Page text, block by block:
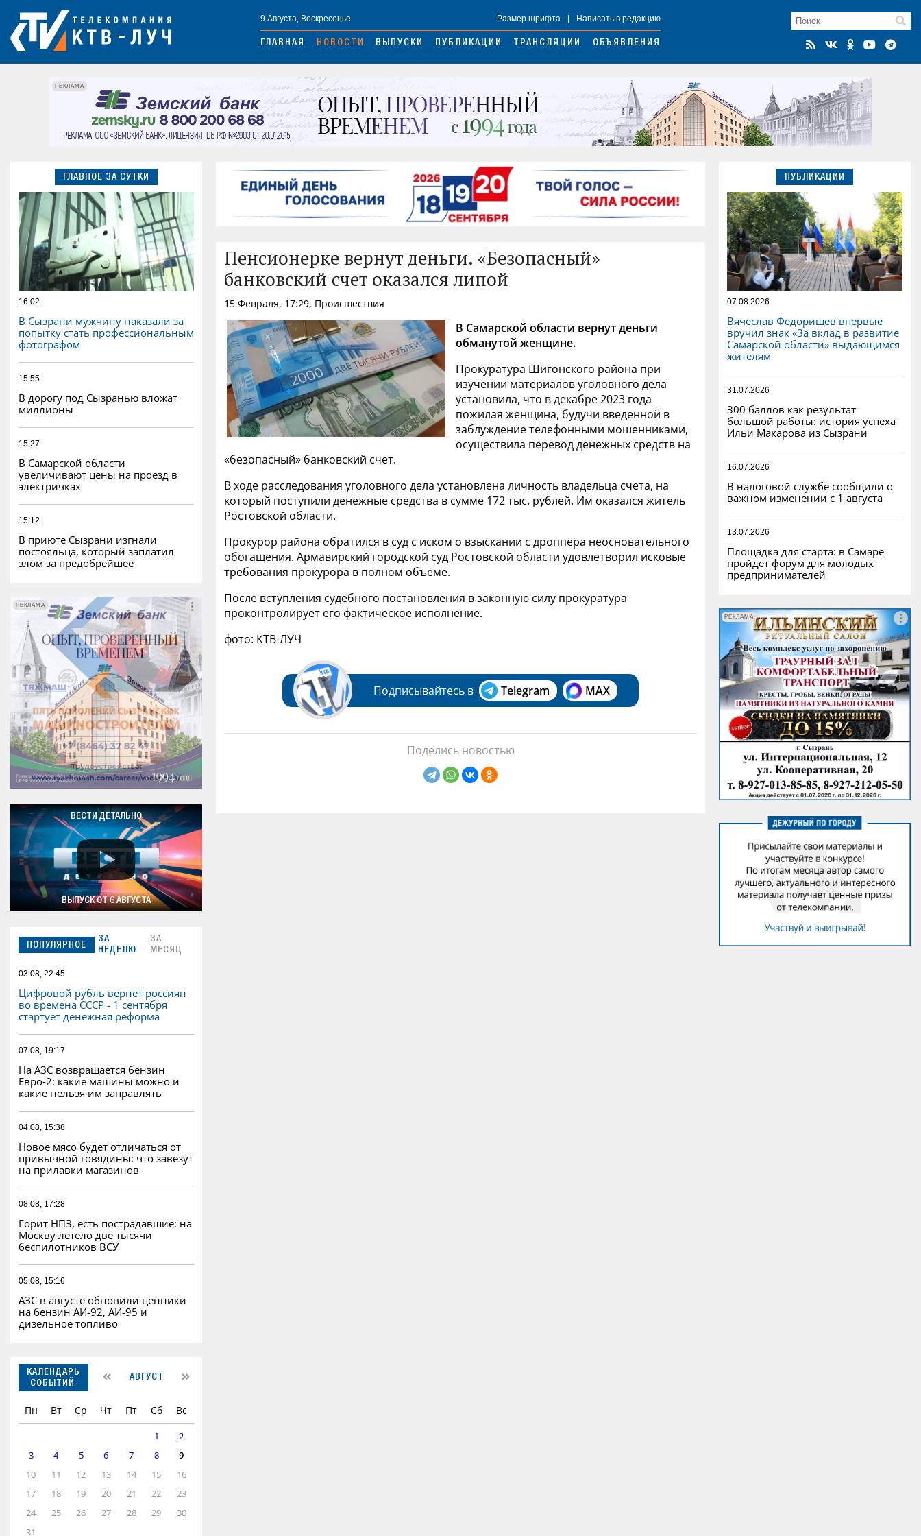
9 Августа, Воскресенье Размер шрифта Написать в редакцию
ГЛАВНАЯ НОВОСТИ ВЫПУСКИ ПУБЛИКАЦИИ ТРАНСЛЯЦИИ ОБЪЯВЛЕНИЯ
РЕКЛАМА
ГЛАВНОЕ ЗА СУТКИ
16:02
В Сызрани мужчину наказали за
попытку стать профессиональным
фотографом
15:55
В дорогу под Сызранью вложат
миллионы
15:27
В Самарской области
увеличивают цены на проезд в
электричках
15:12
В приюте Сызрани изгнали
постояльца, который заплатил
злом за предобрейшее
РЕКЛАМА
РЕКЛАМА
ВЕСТИ ДЕТАЛЬНО
ВЫПУСК ОТ 6 АВГУСТА
ПОПУЛЯРНОЕ
ЗА
НЕДЕЛЮ
ЗА
МЕСЯЦ
03.08, 22:45
Цифровой рубль вернет россиян
во времена СССР - 1 сентября
стартует денежная реформа
07.08, 19:17
На АЗС возвращается бензин
Евро‑2: какие машины можно и
какие нельзя им заправлять
04.08, 15:38
Новое мясо будет отличаться от
привычной говядины: что завезут
на прилавки магазинов
08.08, 17:28
Горит НПЗ, есть пострадавшие: на
Москву летело две тысячи
беспилотников ВСУ
05.08, 15:16
АЗС в августе обновили ценники
на бензин АИ-92, АИ-95 и
дизельное топливо
КАЛЕНДАРЬ
СОБЫТИЙ
АВГУСТ
Пн Вт Ср Чт Пт Сб Вс
1
2
3
4 5 6 7 8
9
10
11 12 13 14 15
16
17
18 19 20 21 22
23
24
25 26 27 28 29
30
31
Пенсионерке вернут деньги. «Безопасный»
банковский счет оказался липой
15 Февраля, 17:29, Происшествия
В Самарской области вернут деньги
обманутой женщине.
Прокуратура Шигонского района при
изучении материалов уголовного дела
установила, что в декабре 2023 года
пожилая женщина, будучи введенной в
заблуждение телефонными мошенниками,
осуществила перевод денежных средств на
«безопасный» банковский счет.
В ходе расследования уголовного дела установлена личность владельца счета, на
который поступили денежные средства в сумме 172 тыс. рублей. Им оказался житель
Ростовской области.
Прокурор района обратился в суд с иском о взыскании с дроппера неосновательного
обогащения. Армавирский городской суд Ростовской области удовлетворил исковые
требования прокурора в полном объеме.
После вступления судебного постановления в законную силу прокуратура
проконтролирует его фактическое исполнение.
фото: КТВ-ЛУЧ
Подписывайтесь в Telegram MAX
Поделись новостью
ПУБЛИКАЦИИ
07.08.2026
Вячеслав Федорищев впервые
вручил знак «За вклад в развитие
Самарской области» выдающимся
жителям
31.07.2026
300 баллов как результат
большой работы: история успеха
Ильи Макарова из Сызрани
16.07.2026
В налоговой службе сообщили о
важном изменении с 1 августа
13.07.2026
Площадка для старта: в Самаре
пройдет форум для молодых
предпринимателей
РЕКЛАМА